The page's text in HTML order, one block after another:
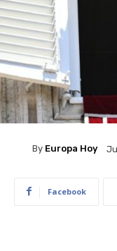
By Europa Hoy
Facebook